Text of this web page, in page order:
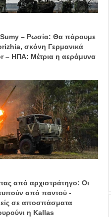
– Ρωσία: Θα πάρουμε
σκόνη Γερμανικά
– ΗΠΑ: Μέτρια η αεράμυνα
από αρχιστράτηγο: Οι
από παντού -
σε αποσπάσματα
η Kallas